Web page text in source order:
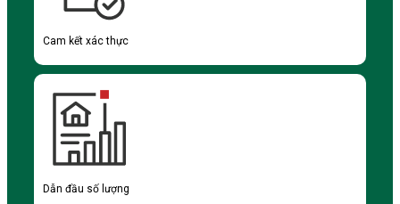
Cam kết xác thực
Dẫn đầu số lượng